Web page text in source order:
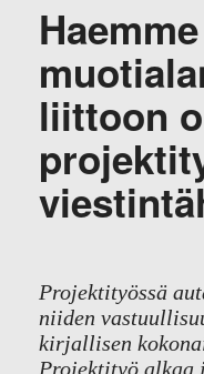
liittoon
Projektityössä
niiden
kirjallisen
Projektityö alkaa